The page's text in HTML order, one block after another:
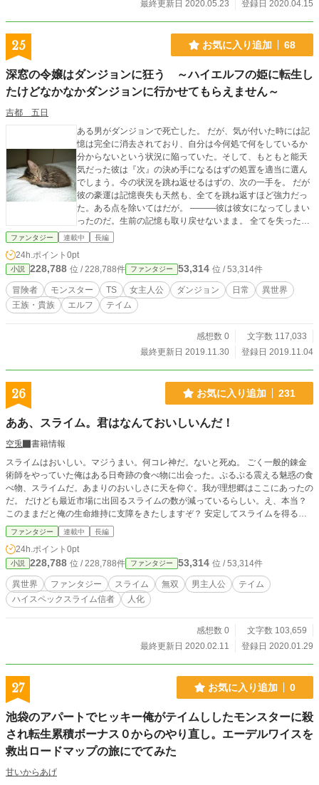
最終更新日 2020.05.23 登録日 2020.04.15
25 お気に入り追加 68
深窓の令嬢はダンジョンに狂う ～ハイエルフの姫に転生し
たけどなかなかダンジョンに行かせてもらえません～
吉都 五日
ある男がダンジョンで死亡した。 だが、気が付いた時には記
憶は完全に消去されており、自分は今何処で何をしているか
分からないという状況に陥っていた。そして、もともと能天
気だった彼は『次』の決め手になるはずの処置を適当に選ん
でしまう。今の状況を跳ね返せるはずの、次の一手を。 だが
彼の豪運は記憶喪失も天然も、全てを跳ね返すほど強力だっ
た。ある点を除いてはだが。 ―――彼は彼女になってしまい
ったのだ。生前の記憶も取り戻せないまま。 全てを失った彼
は転生することになる。 世界一美しいと称されるハイエルフ
執着だけだった。 そして彼女は…… 彼女は割と能天気に生き
ていた。 ダンジョンに行きたいなーとは思うけどなかなか思
うように行かせてくれない。 周りの反応に一喜一憂しながら
少しづつ成長していく物語です。 現在2章進行中。 2章はダン
ジョンにさっぱり行かないという謎展開 タイトル詐欺と言わ
載中 https://ncode.syosetu.com/n2603ft/
ファンタジー 連載中 長編
24h.ポイント 0pt
小説 228,788 位 / 228,788件 ファンタジー 53,314 位 / 53,314件
冒険者 モンスター TS 女主人公 ダンジョン 日常
異世界
王族・貴族
エルフ テイム
感想数 0
文字数 117,033
最終更新日 2019.11.30
登録日 2019.11.04
26 お気に入り追加 231
ああ、スライム。君はなんておいしいんだ！
空兎
書籍情報
スライムはおいしい。マジうまい。何コレ神だ。ないと死ぬ。 ごく一般的錬金
術師をやっていた俺はある日奇跡の食べ物に出会った。ぷるぷる震える魅惑の食
べ物、スライムだ。あまりのおいしさに天を仰ぐ。我が理想郷はここにあったの
だ。 だけども最近市場に出回るスライムの数が減っているらしい。え、本当？
このままだと俺の生命維持に支障をきたしますぞ？ 安定してスライムを得るた
めにスライムをテイムしたのだけれど、どうやら貴重なポーションんの材料にな
ると気付いて‥‥？ ※※※ スライム好きによるスライム好きの為のスライム冒
険記。主人公はハイスペックスライム信者です。冒険もします。ダンジョンにも
行きます。スライムを何でもおいしく食べられる人向きの話。
ファンタジー 連載中 長編
24h.ポイント 0pt
小説 228,788 位 / 228,788件 ファンタジー 53,314 位 / 53,314件
異世界 ファンタジー スライム 無双 男主人公
テイム
ハイスペックスライム信者
人化
感想数 0
文字数 103,659
最終更新日 2020.02.11
登録日 2020.01.29
27 お気に入り追加 0
池袋のアパートでヒッキー俺がテイムししたモンスターに殺
され転生累積ボーナス０からのやり直し。エーデルワイスを
救出ロードマップの旅にでてみた
甘いからあげ